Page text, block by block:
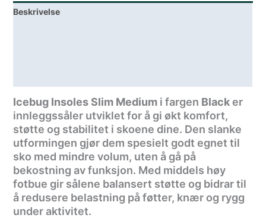
Beskrivelse
Icebug Insoles Slim Medium i fargen Black er
innleggssåler utviklet for å gi økt komfort,
støtte og stabilitet i skoene dine. Den slanke
utformingen gjør dem spesielt godt egnet til
sko med mindre volum, uten å gå på
bekostning av funksjon. Med middels høy
fotbue gir sålene balansert støtte og bidrar til
å redusere belastning på føtter, knær og rygg
under aktivitet.